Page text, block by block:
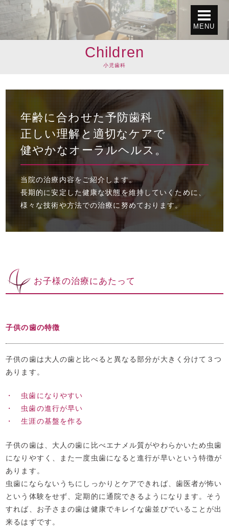
Children
小児歯科
年齢に合わせた予防歯科
正しい理解と適切なケアで
健やかなオーラルヘルス。
当院の治療内容をご紹介します。
長期的に安定した健康な状態を維持していくために、
様々な技術や方法での治療に努めております。
お子様の治療にあたって
子供の歯の特徴
子供の歯は大人の歯と比べると異なる部分が大きく分けて３つ
あります。
虫歯になりやすい
虫歯の進行が早い
生涯の基盤を作る
子供の歯は、大人の歯に比べエナメル質がやわらかいため虫歯
になりやすく、また一度虫歯になると進行が早いという特徴が
あります。
虫歯にならないうちにしっかりとケアできれば、歯医者が怖い
という体験をせず、定期的に通院できるようになります。そう
すれば、お子さまの歯は健康でキレイな歯並びでいることが出
来るはずです。
MENU